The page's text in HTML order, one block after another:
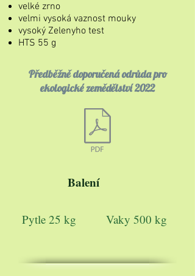
velké zrno
velmi vysoká vaznost mouky
vysoký Zelenyho test
HTS 55 g
Předběžně doporučená odrůda pro
ekologické zemědělství 2022
Balení
Pytle 25 kg Vaky 500 kg